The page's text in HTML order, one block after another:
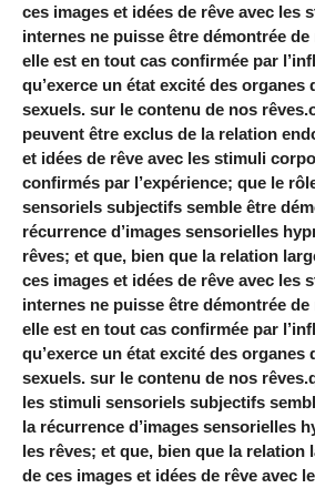
ces images et idées de rêve avec les
internes ne puisse être démontrée
elle est en tout cas confirmée par
qu’exerce un état excité des
sexuels. sur le contenu de nos
peuvent être exclus de la relation
et idées de rêve avec les stimuli
confirmés par l’expérience; que le
sensoriels subjectifs semble être
récurrence d’images sensorielles
rêves; et que, bien que la relation
ces images et idées de rêve avec les
internes ne puisse être démontrée
elle est en tout cas confirmée par
qu’exerce un état excité des
sexuels. sur le contenu de nos
les stimuli sensoriels subjectifs
la récurrence d’images sensorielles
les rêves; et que, bien que la relation
de ces images et idées de rêve avec